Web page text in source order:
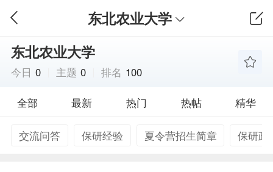
东北农业大学
东北农业大学
今日 0 主题 0 排名 100
全部 最新 热门 热帖 精华
交流问答 保研经验 夏令营招生简章 保研政